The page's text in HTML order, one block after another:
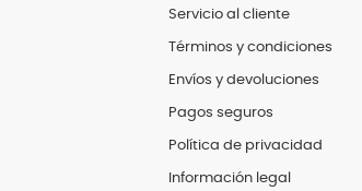
Servicio al cliente
Términos y condiciones
Envíos y devoluciones
Pagos seguros
Política de privacidad
Información legal